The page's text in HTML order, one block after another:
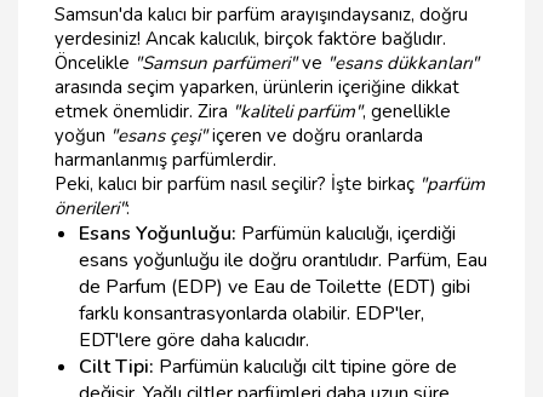
Samsun'da kalıcı bir parfüm arayışındaysanız, doğru
yerdesiniz! Ancak kalıcılık, birçok faktöre bağlıdır.
Öncelikle "Samsun parfümeri"ve "esans dükkanları"
arasında seçim yaparken, ürünlerin içeriğine dikkat
etmek önemlidir. Zira "kaliteli parfüm", genellikle
yoğun "esans çeşi"içeren ve doğru oranlarda
harmanlanmış parfümlerdir.
Peki, kalıcı bir parfüm nasıl seçilir? İşte birkaç "parfüm
önerileri":
Esans Yoğunluğu: Parfümün kalıcılığı, içerdiği
esans yoğunluğu ile doğru orantılıdır. Parfüm, Eau
de Parfum (EDP) ve Eau de Toilette (EDT) gibi
farklı konsantrasyonlarda olabilir. EDP'ler,
EDT'lere göre daha kalıcıdır.
Cilt Tipi: Parfümün kalıcılığı cilt tipine göre de